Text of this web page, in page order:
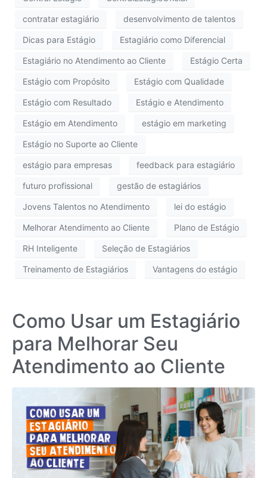
contratar estagiário desenvolvimento de talentos
Dicas para Estágio Estagiário como Diferencial
Estagiário no Atendimento ao Cliente Estágio Certa
Estágio com Propósito Estágio com Qualidade
Estágio com Resultado Estágio e Atendimento
Estágio em Atendimento estágio em marketing
Estágio no Suporte ao Cliente
estágio para empresas feedback para estagiário
futuro profissional gestão de estagiários
Jovens Talentos no Atendimento lei do estágio
Melhorar Atendimento ao Cliente Plano de Estágio
RH Inteligente Seleção de Estagiários
Treinamento de Estagiários Vantagens do estágio
Como Usar um Estagiário
para Melhorar Seu
Atendimento ao Cliente